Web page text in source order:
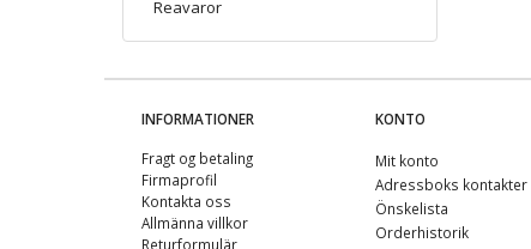
Reavaror
INFORMATIONER
Fragt og betaling
Firmaprofil
Kontakta oss
Allmänna villkor
Returformulär
KONTO
Mit konto
Adressboks kontakter
Önskelista
Orderhistorik